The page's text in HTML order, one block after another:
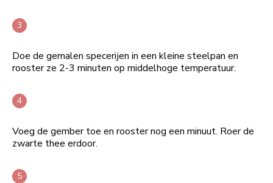
Doe de gemalen specerijen in een kleine steelpan en
rooster ze 2-3 minuten op middelhoge temperatuur.
Voeg de gember toe en rooster nog een minuut. Roer de
zwarte thee erdoor.